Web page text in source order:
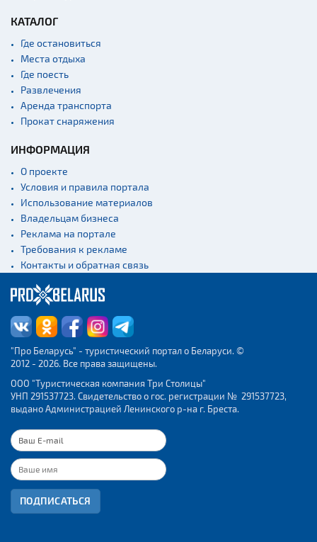
КАТАЛОГ
Где остановиться
Места отдыха
Где поесть
Развлечения
Аренда транспорта
Прокат снаряжения
ИНФОРМАЦИЯ
О проекте
Условия и правила портала
Использование материалов
Владельцам бизнеса
Реклама на портале
Требования к рекламе
Контакты и обратная связь
"Про Беларусь" - туристический портал о Беларуси. ©
2012 - 2026. Все права защищены.
ООО "Туристическая компания Три Столицы"
УНП 291537723. Свидетельство о гос. регистрации № 291537723,
выдано Администрацией Ленинского р-на г. Бреста.
ПОДПИСАТЬСЯ